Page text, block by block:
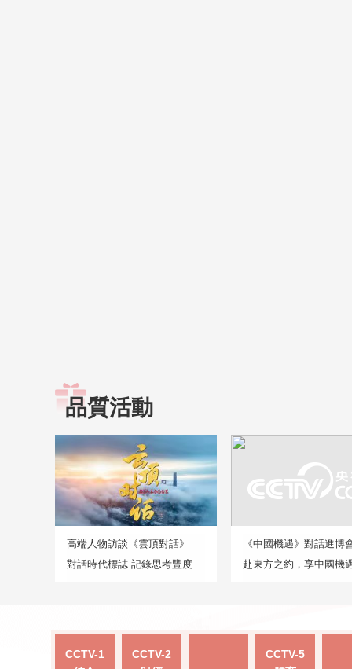
品質活動
高端人物訪談《雲頂對話》
對話時代標誌 記錄思考豐度
《中國機遇》對話進博
赴東方之約，享中國機
CCTV-1
CCTV-2
CCTV-5